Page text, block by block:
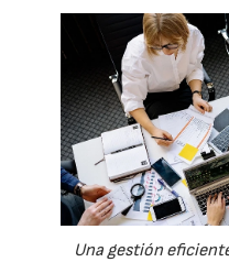
Una gestión